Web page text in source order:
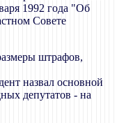
1992 года "Об
Совете
штрафов,
назвал основной
депутатов - на